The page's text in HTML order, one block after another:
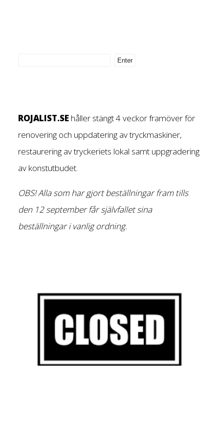
ROJALIST.SE håller stängt 4 veckor framöver för
renovering och uppdatering av tryckmaskiner,
restaurering av tryckeriets lokal samt uppgradering
av konstutbudet.
OBS! Alla som har gjort beställningar fram tills
den 12 september får självfallet sina
beställningar i vanlig ordning.